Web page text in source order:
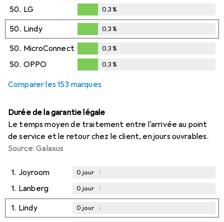
0,3%
50. LG
0,3%
0,3%
50. Lindy
0,3%
0,3%
50. MicroConnect
0,3%
0,3%
50. OPPO 0,3%
Comparer les 153 marques
Durée de la garantie légale
Le temps moyen de traitement entre l'arrivée au point
de service et le retour chez le client, en jours ouvrables.
Source: Galaxus
1. Joyroom 0jour i
1. Lanberg 0jour i
1. Lindy 0jour i